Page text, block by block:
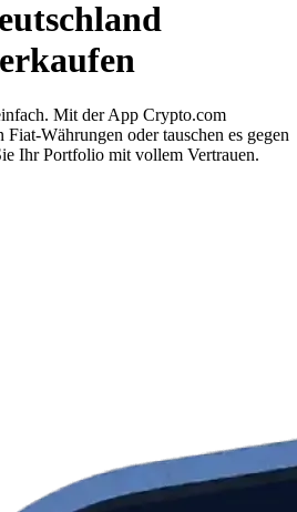
Mit der App Crypto.com
Währungen oder tauschen es gegen
Ihr Portfolio mit vollem Vertrauen.